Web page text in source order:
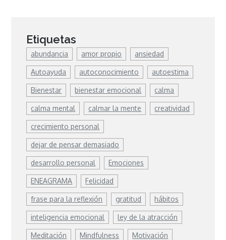
Etiquetas
abundancia amor propio ansiedad
Autoayuda autoconocimiento autoestima
Bienestar bienestar emocional calma
calma mental calmar la mente creatividad
crecimiento personal
dejar de pensar demasiado
desarrollo personal Emociones
ENEAGRAMA Felicidad
frase para la reflexión gratitud hábitos
inteligencia emocional ley de la atracción
Meditación Mindfulness Motivación